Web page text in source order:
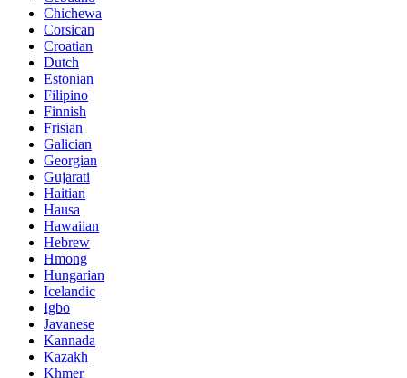
Chichewa
Corsican
Croatian
Dutch
Estonian
Filipino
Finnish
Frisian
Galician
Georgian
Gujarati
Haitian
Hausa
Hawaiian
Hebrew
Hmong
Hungarian
Icelandic
Igbo
Javanese
Kannada
Kazakh
Khmer